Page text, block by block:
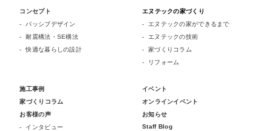
コンセプト
パッシブデザイン
耐震構法・SE構法
快適な暮らしの設計
エヌテックの家づくり
エヌテックの家ができるまで
エヌテックの技術
家づくりコラム
リフォーム
施工事例
家づくりコラム
お客様の声
インタビュー
イベント
オンラインイベント
お知らせ
Staff Blog